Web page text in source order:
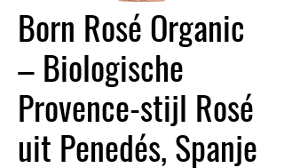
Born Rosé Organic
– Biologische
Provence-stijl Rosé
uit Penedés, Spanje